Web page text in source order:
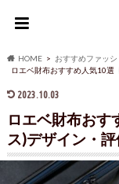
HOME
おすすめファッシ
ロエベ財布おすすめ人気10選
2023.10.03
ロエベ財布おす
ス)デザイン・評